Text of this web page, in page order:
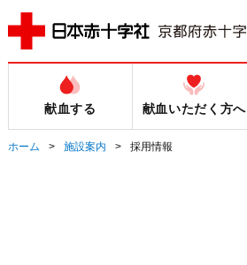
献血する 献血いただく方へ
ホーム 施設案内 採用情報